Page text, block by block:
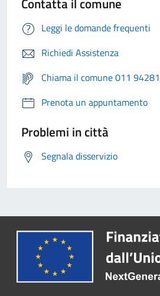
Leggi le domande frequenti
Richiedi Assistenza
Chiama il comune 011 94281
Prenota un appuntamento
Problemi in città
Segnala disservizio